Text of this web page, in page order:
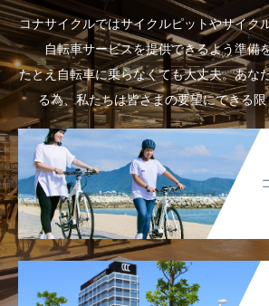
コナサイクルではサイクルピットやサイク
自転車サービスを提供できるよう準備
たとえ自転車に乗らなくても大丈夫。あな
る為、私たちは皆さまの要望にできる